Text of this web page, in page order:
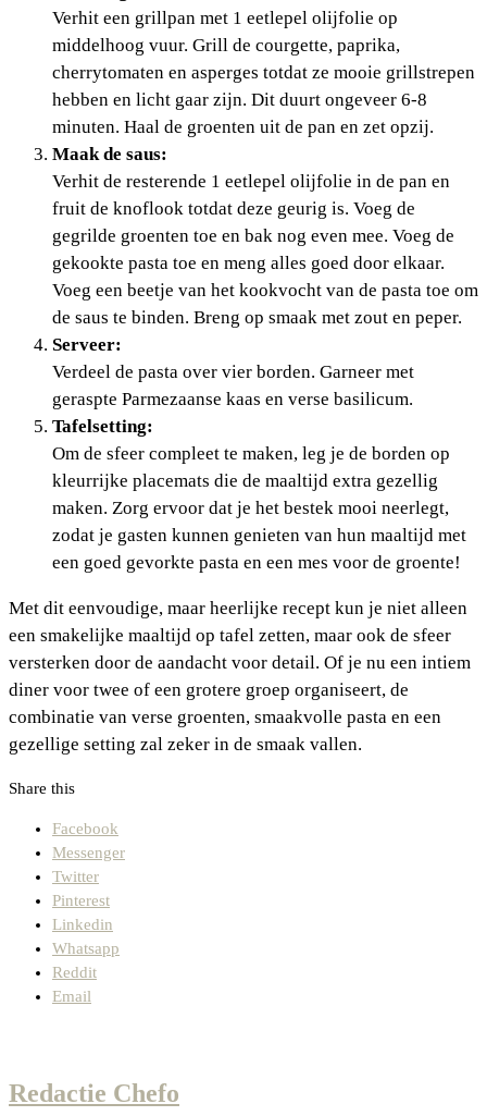
Verhit een grillpan met 1 eetlepel olijfolie op
middelhoog vuur. Grill de courgette, paprika,
cherrytomaten en asperges totdat ze mooie grillstrepen
hebben en licht gaar zijn. Dit duurt ongeveer 6-8
minuten. Haal de groenten uit de pan en zet opzij.
Maak de saus:
Verhit de resterende 1 eetlepel olijfolie in de pan en
fruit de knoflook totdat deze geurig is. Voeg de
gegrilde groenten toe en bak nog even mee. Voeg de
gekookte pasta toe en meng alles goed door elkaar.
Voeg een beetje van het kookvocht van de pasta toe om
de saus te binden. Breng op smaak met zout en peper.
Serveer:
Verdeel de pasta over vier borden. Garneer met
geraspte Parmezaanse kaas en verse basilicum.
Tafelsetting:
Om de sfeer compleet te maken, leg je de borden op
kleurrijke placemats die de maaltijd extra gezellig
maken. Zorg ervoor dat je het bestek mooi neerlegt,
zodat je gasten kunnen genieten van hun maaltijd met
een goed gevorkte pasta en een mes voor de groente!
Met dit eenvoudige, maar heerlijke recept kun je niet alleen
een smakelijke maaltijd op tafel zetten, maar ook de sfeer
versterken door de aandacht voor detail. Of je nu een intiem
diner voor twee of een grotere groep organiseert, de
combinatie van verse groenten, smaakvolle pasta en een
gezellige setting zal zeker in de smaak vallen.
Share this
Facebook
Messenger
Twitter
Pinterest
Linkedin
Whatsapp
Reddit
Email
Redactie Chefo